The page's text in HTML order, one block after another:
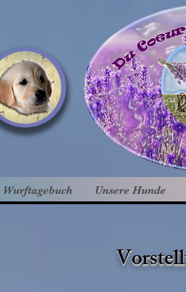
Wurftagebuch Unsere Hunde